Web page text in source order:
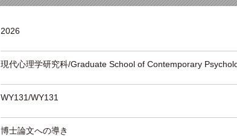
2026
現代心理学研究科/Graduate School of Contemporary
WY131/WY131
博士論文への導き